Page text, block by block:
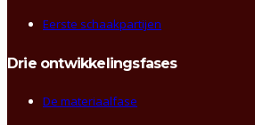
Eerste schaakpartijen
Drie ontwikkelingsfases
De materiaalfase